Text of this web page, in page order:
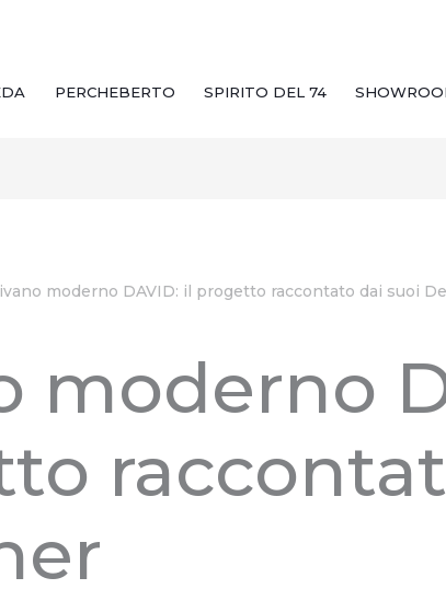
PERCHEBERTO SPIRITO DEL 74
moderno DAVID: il progetto raccontato dai suoi
moderno